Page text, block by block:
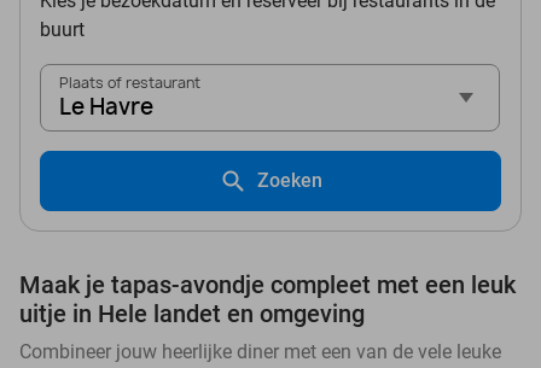
buurt
Plaats of restaurant
Le Havre
Zoeken
Maak je tapas-avondje compleet met een leuk
uitje in Hele landet en omgeving
Combineer jouw heerlijke diner met een van de vele leuke